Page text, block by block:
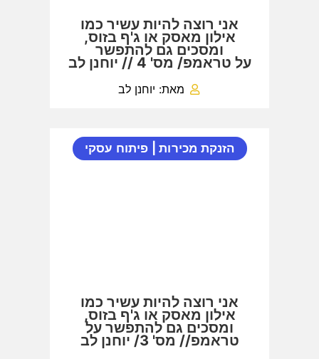
אני רוצה להיות עשיר כמו
אילון מאסק או ג'ף בזוס,
ומסכים גם להתפשר
על טראמפ/ מס' 4 // יוחנן לב
מאת: יוחנן לב
הזנקת מכירות| פיתוח עסקי
אני רוצה להיות עשיר כמו
אילון מאסק או ג'ף בזוס,
ומסכים גם להתפשר על
טראמפ// מס' 3/ יוחנן לב